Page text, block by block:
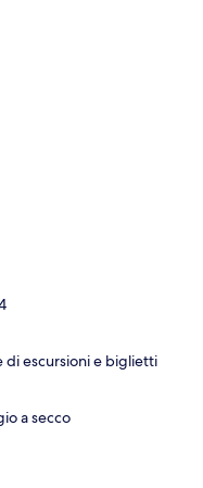
di escursioni e biglietti
a secco